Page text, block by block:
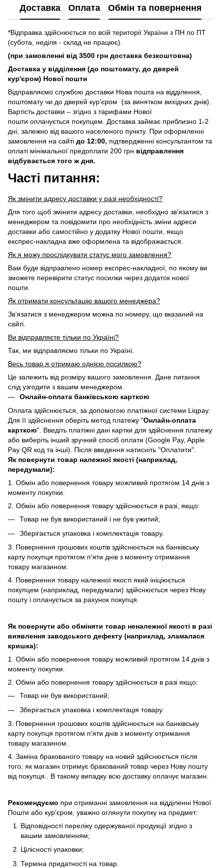
Доставка Оплата Обмін та повернення
*Відправка здійснюється по всій території України з ПН по ПТ
(субота, неділя - склад не працює).
(при замовленні від 3500 грн доставка безкоштовна)
Доставка у відділення (до поштомату, до дверей
кур'єром) Нової пошти
Відправляємо службою доставки Нова пошта на відділення,
поштомату чи до дверей кур'єром (за винятком вихідних днів).
Вартість доставки – згідно з тарифами Нової
пошти оплачується покупцем. Доставка займає приблизно 1-2
дні, залежно від вашого населеного пункту. При оформленні
замовлення на сайті до 12:00, підтвердженні консультантом та
оплаті мінімальної предоплати 200 грн відправлення
відбувається того ж дня.
Часті питання:
Як змінити адресу доставки у разі необхідності?
Для того щоб змінити адресу доставки, необхідно зв’язатися з
менеджером та повідомити про необхідність зміни адреси
доставки або самостійно у додатку Нової пошти, якщо
експрес-накладна вже оформлена та відображається.
Як я можу прослідкувати статус мого замовлення?
Вам буде відправлено номер експрес-накладної, по якому ви
зможете перевірити статус посилки через додаток нової
пошти.
Як отримати консультацію вашого менеджера?
Зв’язатися з менеджером можна по номеру, що вказаний на
сайті.
Ви відправляєте тільки по Україні?
Так, ми відправляємо тільки по Україні.
Весь товар я отримаю однією посилкою?
Це залежить від розміру вашого замовлення. Дане питання
слід узгодити з вашим менеджером.
Онлайн-оплата банківською карткою
Оплата здійснюється, за допомогою платіжної системи Liqpay.
Для її здійснення оберіть метод платежу "Онлайн-оплата
карткою". Введіть платіжні дані картки для здійснення платежу
або виберіть інший зручний спосіб оплати (Google Pay, Apple
Pay QR код та інші). Після введення натисніть "Оплатити".
Як повернути товар належної якості (наприклад,
передумали):
1. Обмін або повернення товару можливий протягом 14 днів з
моменту покупки.
2. Обмiн або повернення товару здійснюється в разі, якщо:
Товар не був використаний і не був ужитий;
Зберiгається упаковка і комплектація товару.
3. Повернення грошових коштів здійснюється на банківську
карту покупця протягом п'яти днів з моменту отримання
товару магазином.
4. Повернення товару належної якості який ініціюється
покупцем (наприклад, передумали) здійснюється через Нову
пошту і оплачується за рахунок покупця.
Як повернути або обміняти товар неналежної якості в разі
виявлення заводського дефекту (наприклад, зламалася
кришка):
1. Обмін або повернення товару можливий протягом 14 днів з
моменту покупки.
2. Обмiн або повернення товару здійснюється в разі якщо:
Товар не був використаний;
Зберiгається упаковка і комплектація товару.
3. Повернення грошових коштів здійснюється на банківську
карту покупця протягом п'яти днів з моменту отримання
товару магазином.
4. Замiна бракованого товару на новий здійснюється після
того, як магазин отримує бракований товар через Нову пошту
від покупця.. В такому випадку всю доставку оплачує магазин.
Рекомендуємо при отриманні замовлення на відділенні Нової
Пошти або кур'єром, уважно оглянути покупку на предмет:
Вiдповiдностi переліку одержуваної продукції згідно з
вашим замовленням;
Цiлiсностi упаковки;
Термiна придатності на товар.